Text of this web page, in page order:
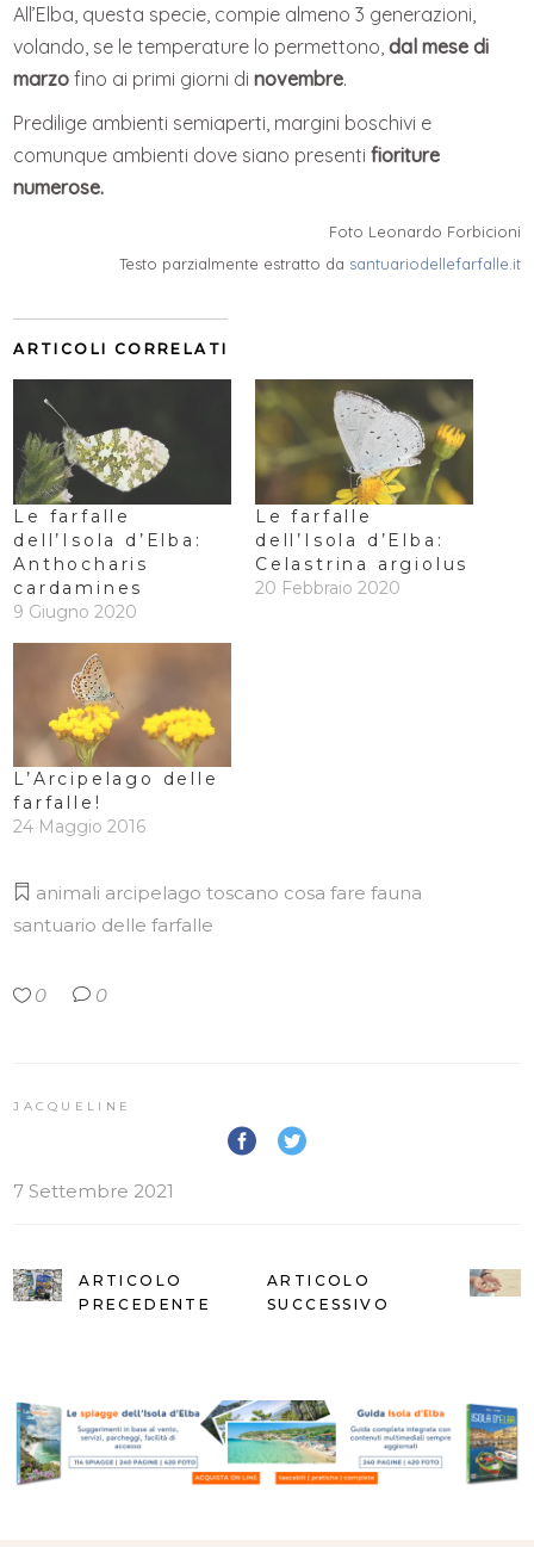
All’Elba, questa specie, compie almeno 3 generazioni,
volando, se le temperature lo permettono,dal mese di
marzo fino ai primi giorni dinovembre.
Predilige ambienti semiaperti, margini boschivi e
comunque ambienti dove siano presentifioriture
numerose.
Foto Leonardo Forbicioni
Testo parzialmente estratto da santuariodellefarfalle.it
ARTICOLI CORRELATI
Le farfalle
dell’Isola d’Elba:
Anthocharis
cardamines
9 Giugno 2020
Le farfalle
dell’Isola d’Elba:
Celastrina argiolus
20 Febbraio 2020
L’Arcipelago delle
farfalle!
24 Maggio 2016
animali arcipelago toscano cosa fare fauna
santuario delle farfalle
0 0
JACQUELINE
7 Settembre 2021
ARTICOLO
PRECEDENTE
ARTICOLO
SUCCESSIVO